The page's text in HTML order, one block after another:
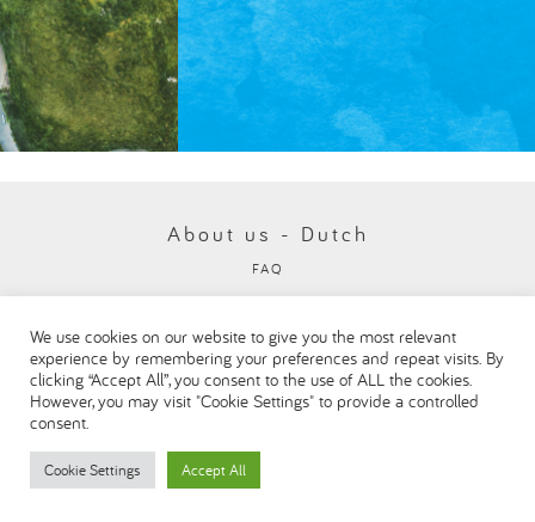
About us - Dutch
FAQ
Visit our Danone corporate website
We use cookies on our website to give you the most relevant
experience by remembering your preferences and repeat visits. By
clicking “Accept All”, you consent to the use of ALL the cookies.
However, you may visit "Cookie Settings" to provide a controlled
consent.
Cookie Settings Accept All